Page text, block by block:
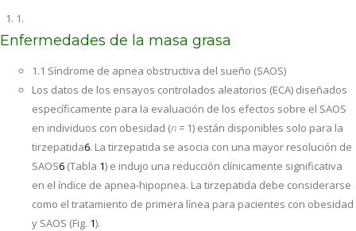
1.
Enfermedades de la masa grasa
1.1 Síndrome de apnea obstructiva del sueño (SAOS)
Los datos de los ensayos controlados aleatorios (ECA) diseñados
específicamente para la evaluación de los efectos sobre el SAOS
en individuos con obesidad (n= 1) están disponibles solo para la
tirzepatida6. La tirzepatida se asocia con una mayor resolución de
SAOS6 (Tabla 1) e indujo una reducción clínicamente significativa
en el índice de apnea-hipopnea. La tirzepatida debe considerarse
como el tratamiento de primera línea para pacientes con obesidad
y SAOS (Fig. 1).